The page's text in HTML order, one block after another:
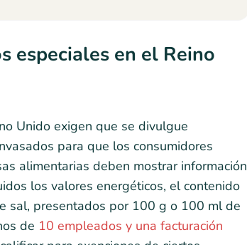
especiales en el Reino
Unido exigen que se divulgue
para que los consumidores
alimentarias deben mostrar información
los valores energéticos, el contenido
sal, presentados por 100 g o 100 ml de
de 10 empleados y una facturación